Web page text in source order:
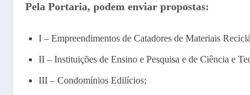
Pela Portaria, podem enviar propostas:
I – Empreendimentos de Catadores de Materiais
II – Instituições de Ensino e Pesquisa e de Ciência e
III – Condomínios Edilícios;